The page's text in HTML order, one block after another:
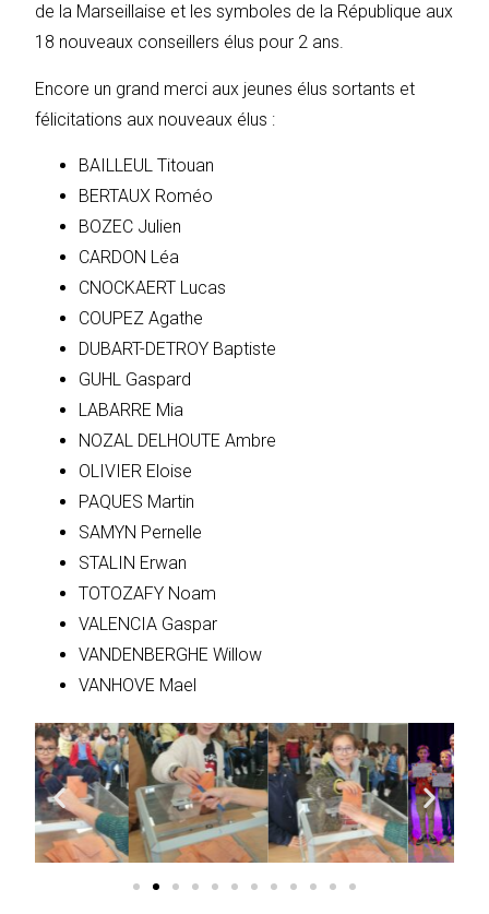
de la Marseillaise et les symboles de la République aux
18 nouveaux conseillers élus pour 2 ans.
Encore un grand merci aux jeunes élus sortants et
félicitations aux nouveaux élus :
BAILLEUL Titouan
BERTAUX Roméo
BOZEC Julien
CARDON Léa
CNOCKAERT Lucas
COUPEZ Agathe
DUBART-DETROY Baptiste
GUHL Gaspard
LABARRE Mia
NOZAL DELHOUTE Ambre
OLIVIER Eloise
PAQUES Martin
SAMYN Pernelle
STALIN Erwan
TOTOZAFY Noam
VALENCIA Gaspar
VANDENBERGHE Willow
VANHOVE Mael